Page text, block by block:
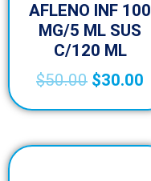
AFLENO INF 100
MG/5 ML SUS
C/120 ML
$50.00 $30.00